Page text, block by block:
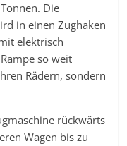
Die
in einen Zughaken
elektrisch
so weit
Rädern, sondern
rückwärts
Wagen bis zu